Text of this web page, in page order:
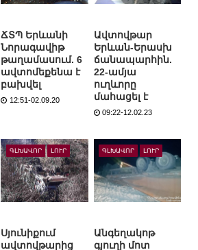
ՃՏՊ Երևանի
Նորագավիթ
թաղամասում. 6
ավտոմեքենա է
բախվել
12:51-02.09.20
Ավտովթար
Երևան-Երասխ
ճանապարհին.
22-ամյա
ուղևորը
մահացել է
09:22-12.02.23
ԳԼԽԱՎՈՐ ԼՈՒՐ
Սյունիքում
ավտովթարից
ԳԼԽԱՎՈՐ ԼՈՒՐ
Անգեղակոթ
գյուղի մոտ